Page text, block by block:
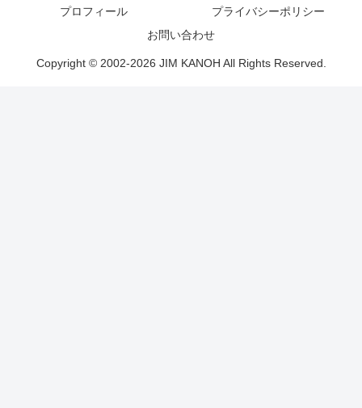
プロフィール
プライバシーポリシー
お問い合わせ
Copyright © 2002-2026 JIM KANOH All Rights Reserved.